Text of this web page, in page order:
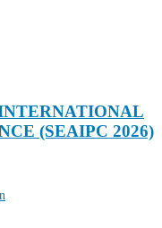
(SEAIPC 2026)